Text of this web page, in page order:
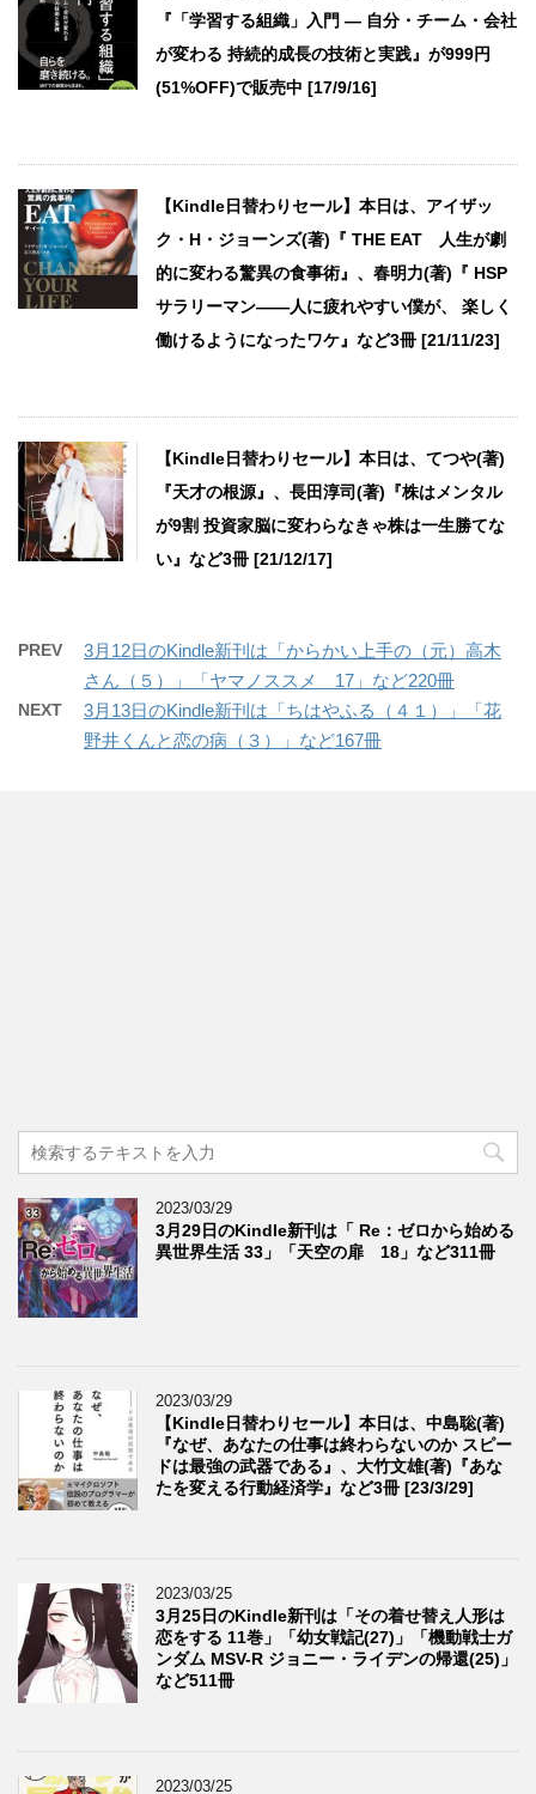
『「学習する組織」入門 ― 自分・チーム・会社
が変わる 持続的成長の技術と実践』が999円
(51%OFF)で販売中 [17/9/16]
【Kindle日替わりセール】本日は、アイザッ
ク・H・ジョーンズ(著)『 THE EAT 人生が劇
的に変わる驚異の食事術』、春明力(著)『 HSP
サラリーマン――人に疲れやすい僕が、 楽しく
働けるようになったワケ』など3冊 [21/11/23]
【Kindle日替わりセール】本日は、てつや(著)
『天才の根源』、長田淳司(著)『株はメンタル
が9割 投資家脳に変わらなきゃ株は一生勝てな
い』など3冊 [21/12/17]
PREV
3月12日のKindle新刊は「からかい上手の（元）高木
さん（５）」「ヤマノススメ 17」など220冊
NEXT
3月13日のKindle新刊は「ちはやふる（４１）」「花
野井くんと恋の病（３）」など167冊
2023/03/29
3月29日のKindle新刊は「 Re：ゼロから始める
異世界生活 33」「天空の扉 18」など311冊
2023/03/29
【Kindle日替わりセール】本日は、中島聡(著)
『なぜ、あなたの仕事は終わらないのか スピー
ドは最強の武器である』、大竹文雄(著)『あな
たを変える行動経済学』など3冊 [23/3/29]
2023/03/25
3月25日のKindle新刊は「その着せ替え人形は
恋をする 11巻」「幼女戦記(27)」「機動戦士ガ
ンダム MSV-R ジョニー・ライデンの帰還(25)」
など511冊
2023/03/25